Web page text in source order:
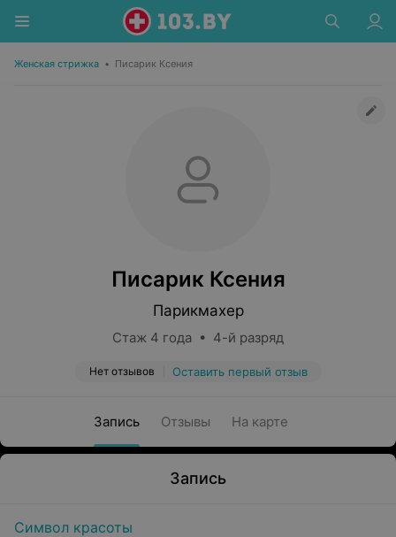
Женская стрижка • Писарик Ксения
Писарик Ксения
Парикмахер
Стаж 4 года • 4-й разряд
Нет отзывов Оставить первый отзыв
Запись Отзывы На карте
Запись
Символ красоты